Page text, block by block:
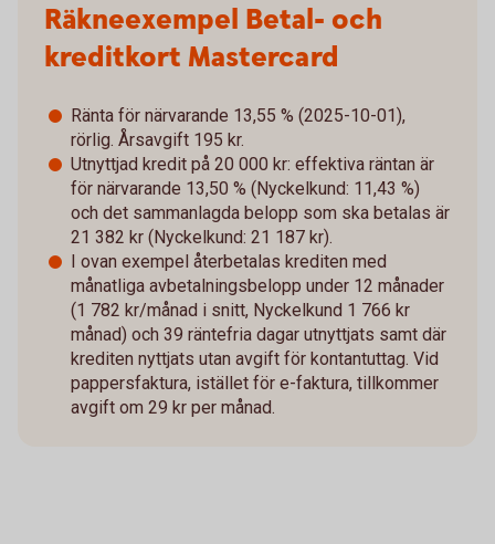
Räkneexempel Betal- och
kreditkort Mastercard
Ränta för närvarande 13,55 % (2025-10-01),
rörlig. Årsavgift 195 kr.
Utnyttjad kredit på 20 000 kr: effektiva räntan är
för närvarande 13,50 % (Nyckelkund: 11,43 %)
och det sammanlagda belopp som ska betalas är
21 382 kr (Nyckelkund: 21 187 kr).
I ovan exempel återbetalas krediten med
månatliga avbetalningsbelopp under 12 månader
(1 782 kr/månad i snitt, Nyckelkund 1 766 kr
månad) och 39 räntefria dagar utnyttjats samt där
krediten nyttjats utan avgift för kontantuttag. Vid
pappersfaktura, istället för e-faktura, tillkommer
avgift om 29 kr per månad.